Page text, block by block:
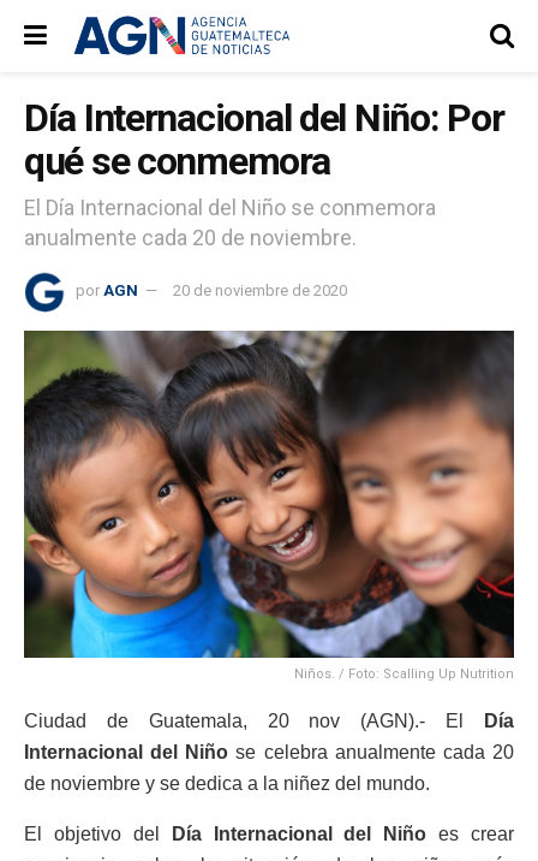
Día Internacional del Niño: Por
qué se conmemora
El Día Internacional del Niño se conmemora
anualmente cada 20 de noviembre.
por AGN 20 de noviembre de 2020
Niños. / Foto: Scalling Up Nutrition
Ciudad de Guatemala, 20 nov (AGN).- El
Día
Internacional del Niño se celebra anualmente cada 20
de noviembre y se dedica a la niñez del mundo.
El objetivo del Día Internacional del Niño es crear